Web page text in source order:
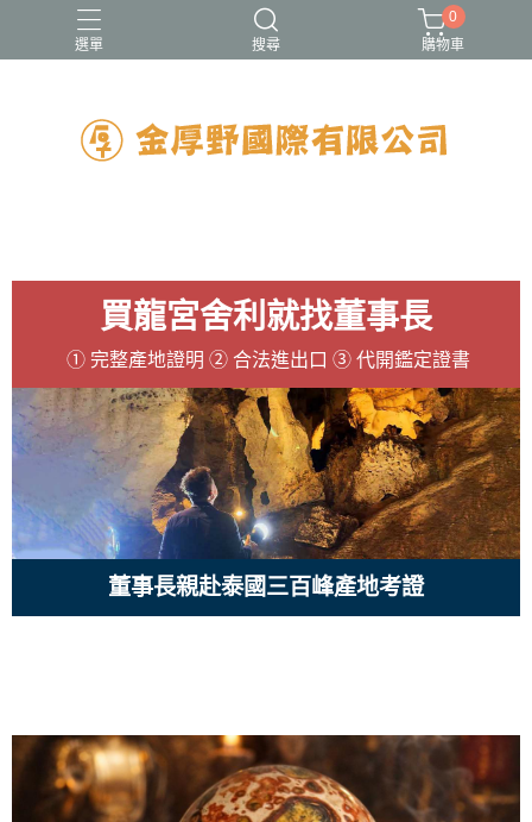
選單 搜尋
0
購物車
買龍宮舍利就找董事長
① 完整產地證明 ② 合法進出口 ③ 代開鑑定證書
董事長親赴泰國三百峰產地考證